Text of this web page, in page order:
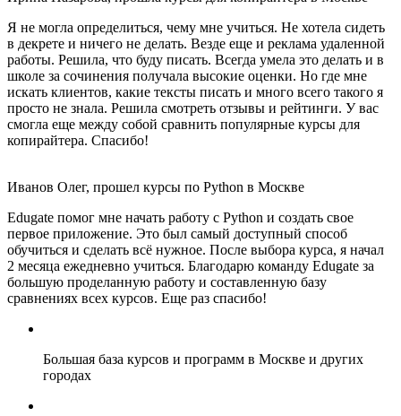
Я не могла определиться, чему мне учиться. Не хотела сидеть
в декрете и ничего не делать. Везде еще и реклама удаленной
работы. Решила, что буду писать. Всегда умела это делать и в
школе за сочинения получала высокие оценки. Но где мне
искать клиентов, какие тексты писать и много всего такого я
просто не знала. Решила смотреть отзывы и рейтинги. У вас
смогла еще между собой сравнить популярные курсы для
копирайтера. Спасибо!
Иванов Олег, прошел курсы по Python в Москве
Edugate помог мне начать работу с Python и создать свое
первое приложение. Это был самый доступный способ
обучиться и сделать всё нужное. После выбора курса, я начал
2 месяца ежедневно учиться. Благодарю команду Edugate за
большую проделанную работу и составленную базу
сравнениях всех курсов. Еще раз спасибо!
Большая база курсов и программ в Москве и других
городах